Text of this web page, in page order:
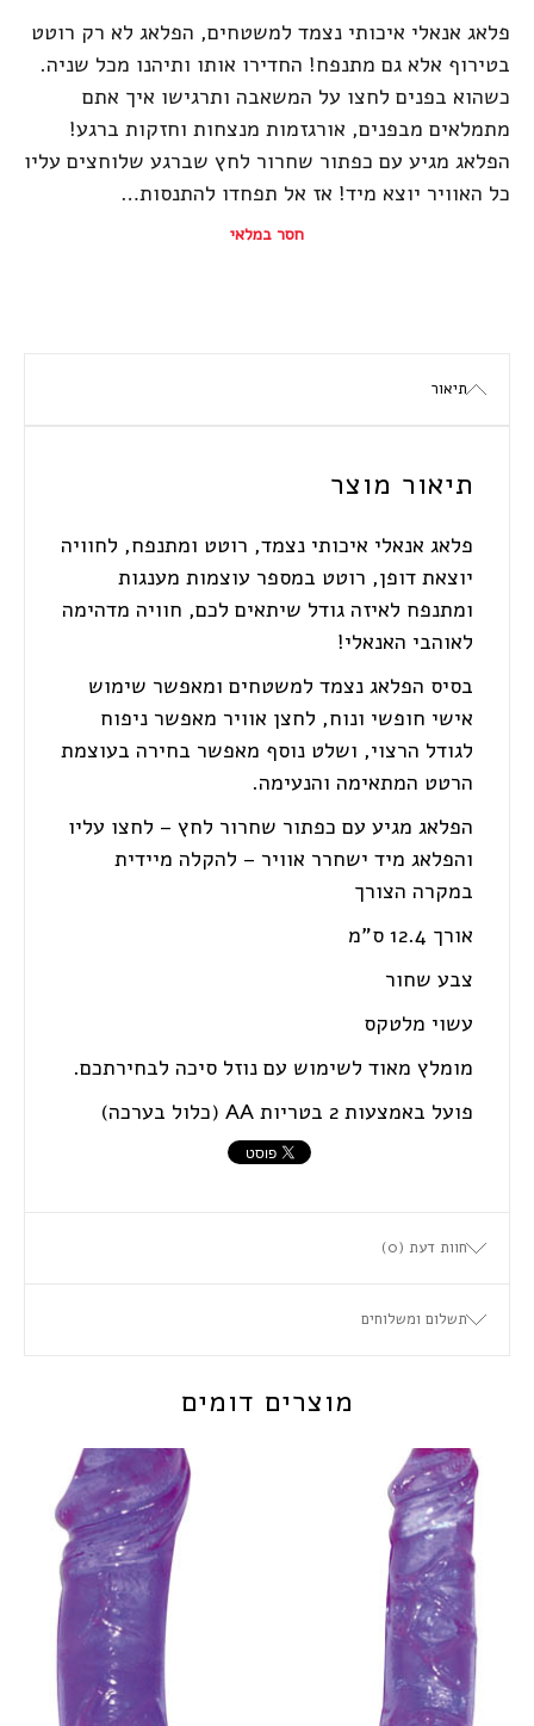
פלאג אנאלי איכותי נצמד למשטחים, הפלאג לא רק רוטט
בטירוף אלא גם מתנפח! החדירו אותו ותיהנו מכל שניה.
כשהוא בפנים לחצו על המשאבה ותרגישו איך אתם
מתמלאים מבפנים, אורגזמות מנצחות וחזקות ברגע!
הפלאג מגיע עם כפתור שחרור לחץ שברגע שלוחצים עליו
כל האוויר יוצא מיד! אז אל תפחדו להתנסות…
חסר במלאי
תיאור
תיאור מוצר
פלאג אנאלי איכותי נצמד, רוטט ומתנפח, לחוויה
יוצאת דופן, רוטט במספר עוצמות מענגות
ומתנפח לאיזה גודל שיתאים לכם, חוויה מדהימה
לאוהבי האנאלי!
בסיס הפלאג נצמד למשטחים ומאפשר שימוש
אישי חופשי ונוח, לחצן אוויר מאפשר ניפוח
לגודל הרצוי, ושלט נוסף מאפשר בחירה בעוצמת
הרטט המתאימה והנעימה.
הפלאג מגיע עם כפתור שחרור לחץ – לחצו עליו
והפלאג מיד ישחרר אוויר – להקלה מיידית
במקרה הצורך
אורך 12.4 ס"מ
צבע שחור
עשוי מלטקס
מומלץ מאוד לשימוש עם נוזל סיכה לבחירתכם.
פועל באמצעות 2 בטריות AA (כלול בערכה)
חוות דעת (0)
תשלום ומשלוחים
מוצרים דומים